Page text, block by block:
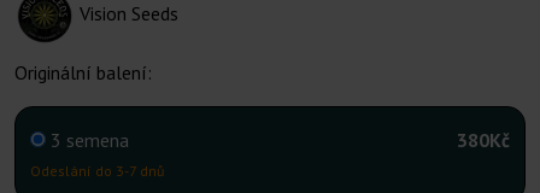
Vision Seeds
Originální balení:
3 semena
Odeslání do 3-7 dnů
380Kč